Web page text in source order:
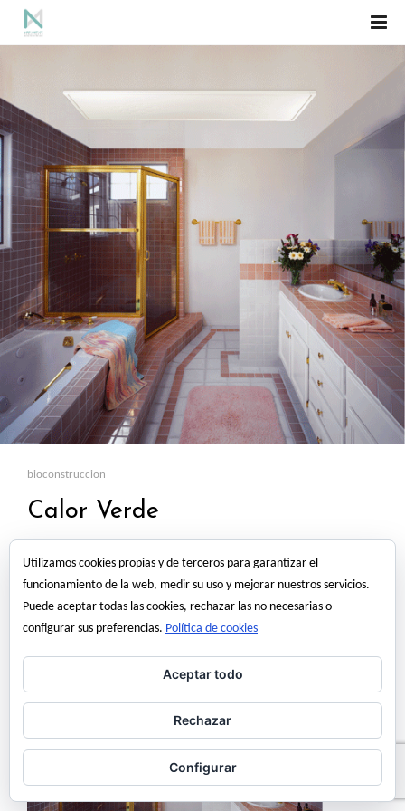
bioconstruccion
Calor Verde
Desde hace unos días vengo escuchando anuncios de este sistema de
calefacción así que he entrado en su pagina web en busca de
información.
Utilizamos cookies propias y de terceros para garantizar el
funcionamiento de la web, medir su uso y mejorar nuestros servicios.
Puede aceptar todas las cookies, rechazar las no necesarias o
configurar sus preferencias. Política de cookies
Aceptar todo
Rechazar
Configurar